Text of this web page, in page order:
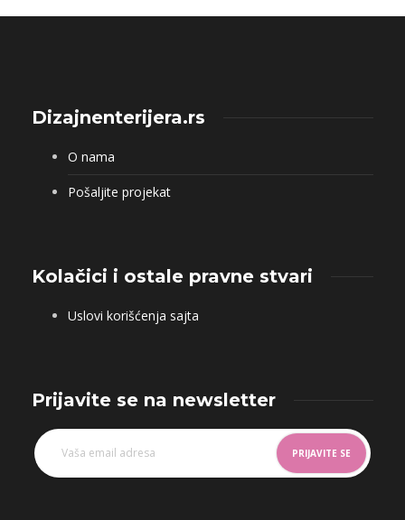
Dizajnenterijera.rs
O nama
Pošaljite projekat
Kolačici i ostale pravne stvari
Uslovi korišćenja sajta
Prijavite se na newsletter